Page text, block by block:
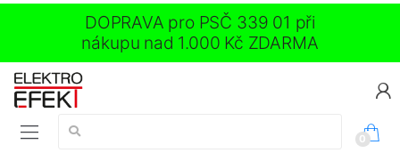
DOPRAVA pro PSČ 339 01 při
nákupu nad 1.000 Kč ZDARMA
Vyhledávání:
0